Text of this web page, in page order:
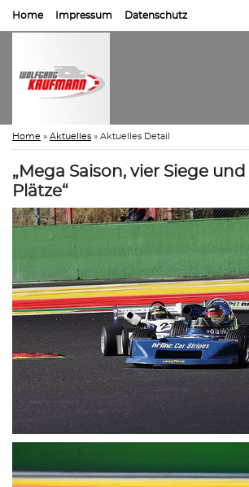
Home Impressum Datenschutz
Home » Aktuelles » Aktuelles Detail
„Mega Saison, vier Siege
Plätze“